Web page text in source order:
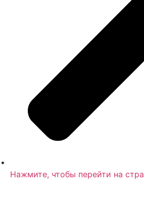
Нажмите, чтобы перейти на